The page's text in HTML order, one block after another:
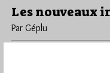
Les nouveaux
Par Géplu